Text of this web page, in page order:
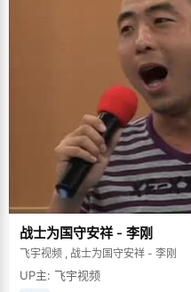
战士为国守安祥 - 李刚
飞宇视频 , 战士为国守安祥 - 李刚
UP主: 飞宇视频